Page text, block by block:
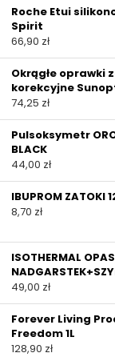
Roche Etui
Spirit
66,90 zł
Okrągłe oprawki
korekcyjne
74,25 zł
Pulsoksymetr
BLACK
44,00 zł
IBUPROM ZATOKI
8,70 zł
ISOTHERMAL
49,00 zł
Forever Living
Freedom 1L
128,90 zł